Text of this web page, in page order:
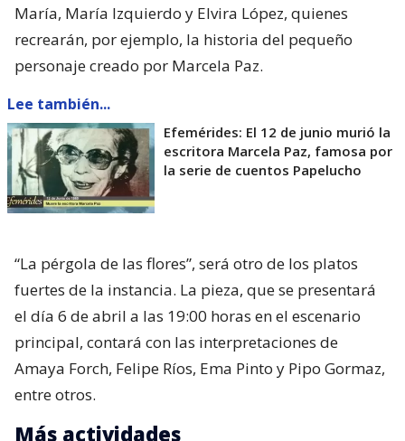
María, María Izquierdo y Elvira López, quienes
recrearán, por ejemplo, la historia del pequeño
personaje creado por Marcela Paz.
Lee también...
Efemérides: El 12 de junio murió la
escritora Marcela Paz, famosa por
la serie de cuentos Papelucho
“La pérgola de las flores”, será otro de los platos
fuertes de la instancia. La pieza, que se presentará
el día 6 de abril a las 19:00 horas en el escenario
principal, contará con las interpretaciones de
Amaya Forch, Felipe Ríos, Ema Pinto y Pipo Gormaz,
entre otros.
Más actividades